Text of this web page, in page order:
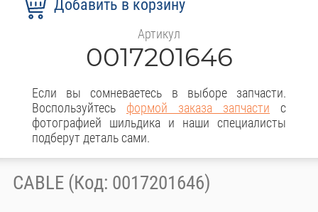
Артикул
0017201646
Если вы сомневаетесь в выборе запчасти.
Воспользуйтесь формой заказа запчасти с
фотографией шильдика и наши специалисты
подберут деталь сами.
CABLE (Код: 0017201646)